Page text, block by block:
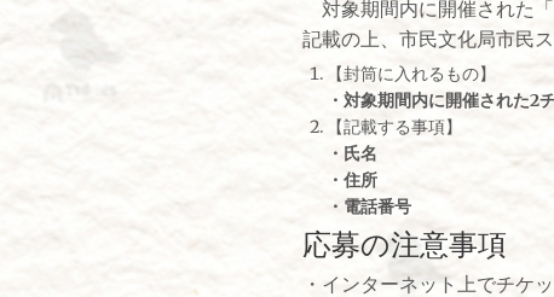
対象期間内に開催された
記載の上、市民文化局市民
【封筒に入れるもの】
・対象期間内に開催された2
【記載する事項】
・氏名
・住所
・電話番号
応募の注意事項
・インターネット上でチケ